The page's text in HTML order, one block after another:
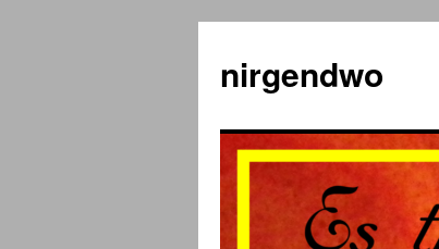
springen
nirgendwo